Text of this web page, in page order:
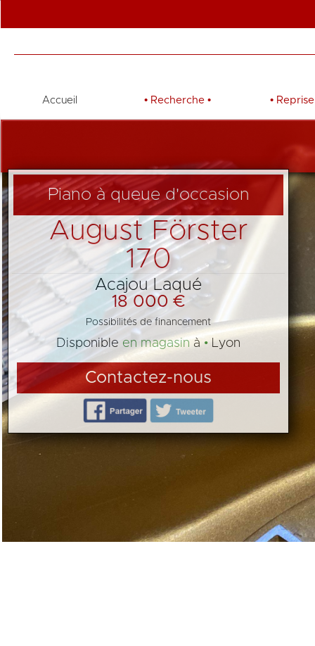
Accueil • Recherche • • Reprise
Piano à queue d'occasion
August Förster
170
Acajou Laqué
18 000 €
Possibilités de financement
Disponible en magasinà Lyon
Contactez-nous